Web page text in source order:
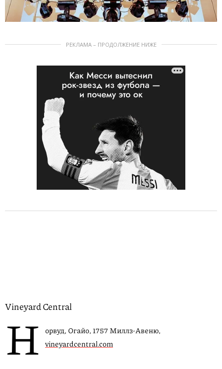
РЕКЛАМА – ПРОДОЛЖЕНИЕ НИЖЕ
Vineyard Central
Н
орвуд, Огайо, 1757 Миллз-Авеню,
vineyardcentral.com